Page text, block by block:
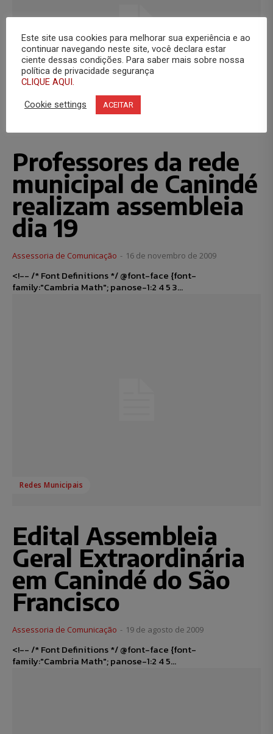
Redes Municipais
Professores da rede
municipal de Canindé
realizam assembleia
dia 19
Assessoria de Comunicação - 16 de novembro de 2009
<!-- /* Font Definitions */ @font-face {font-
family:"Cambria Math"; panose-1:2 4 5 3...
Redes Municipais
Edital Assembleia
Geral Extraordinária
em Canindé do São
Francisco
Assessoria de Comunicação - 19 de agosto de 2009
<!-- /* Font Definitions */ @font-face {font-
family:"Cambria Math"; panose-1:2 4 5...
Este site usa cookies para melhorar sua experiência e ao
continuar navegando neste site, você declara estar
ciente dessas condições. Para saber mais sobre nossa
política de privacidade segurança
CLIQUE AQUI.
Cookie settings ACEITAR